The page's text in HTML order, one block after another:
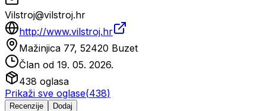
Vilstroj@vilstroj.hr
http://www.vilstroj.hr
Mažinjica 77, 52420 Buzet
Član od 19. 05. 2026.
438 oglasa
Prikaži sve oglase(438)
Recenzije Dodaj